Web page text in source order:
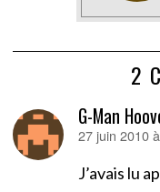
2
G-Man
dit :
27 juin 2010
J’avais lu